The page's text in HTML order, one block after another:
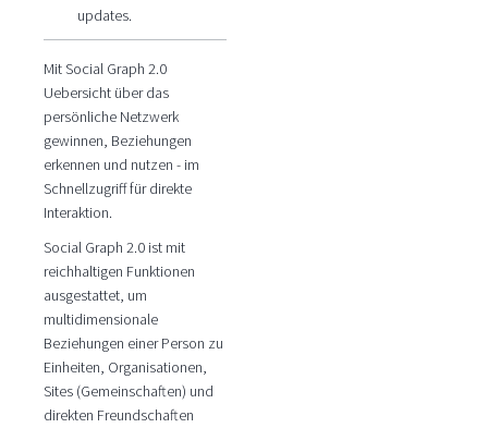
updates.
Mit Social Graph 2.0
Uebersicht über das
persönliche Netzwerk
gewinnen, Beziehungen
erkennen und nutzen - im
Schnellzugriff für direkte
Interaktion.
Social Graph 2.0 ist mit
reichhaltigen Funktionen
ausgestattet, um
multidimensionale
Beziehungen einer Person zu
Einheiten, Organisationen,
Sites (Gemeinschaften) und
direkten Freundschaften